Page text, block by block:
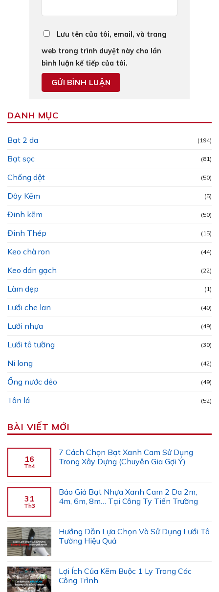
Lưu tên của tôi, email, và trang
web trong trình duyệt này cho lần
bình luận kế tiếp của tôi.
DANH MỤC
Bạt 2 da (194)
Bạt sọc (81)
Chống dột (50)
Dây Kẽm (5)
Đinh kẽm (50)
Đinh Thép (15)
Keo chà ron (44)
Keo dán gạch (22)
Làm dẹp (1)
Lưới che lan (40)
Lưới nhựa (49)
Lưới tô tường (30)
Ni long (42)
Ống nước dẻo (49)
Tôn lá (52)
BÀI VIẾT MỚI
16
Th4
7 Cách Chọn Bạt Xanh Cam Sử Dụng
Trong Xây Dựng (Chuyên Gia Gợi Ý)
31
Th3
Báo Giá Bạt Nhựa Xanh Cam 2 Da 2m,
4m, 6m, 8m… Tại Công Ty Tiến Trường
Hướng Dẫn Lựa Chọn Và Sử Dụng Lưới Tô
Tường Hiệu Quả
Lợi Ích Của Kẽm Buộc 1 Ly Trong Các
Công Trình